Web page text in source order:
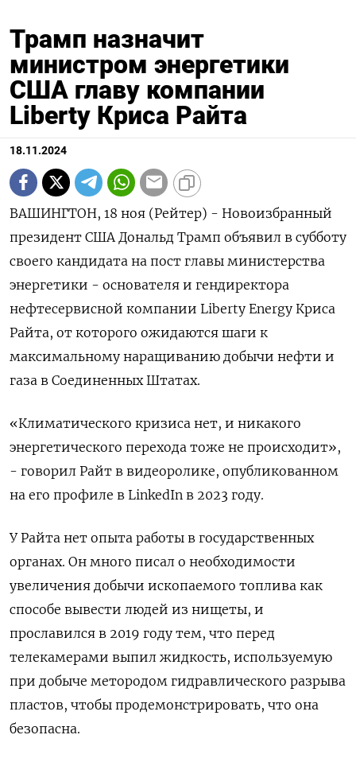
Трамп назначит
министром энергетики
США главу компании
Liberty Криса Райта
18.11.2024
ВАШИНГТОН, 18 ноя (Рейтер) - Новоизбранный
президент США Дональд Трамп объявил в субботу
своего кандидата на пост главы министерства
энергетики - основателя и гендиректора
нефтесервисной компании Liberty Energy Криса
Райта, от которого ожидаются шаги к
максимальному наращиванию добычи нефти и
газа в Соединенных Штатах.
«Климатического кризиса нет, и никакого
энергетического перехода тоже не происходит»,
- говорил Райт в видеоролике, опубликованном
на его профиле в LinkedIn в 2023 году.
У Райта нет опыта работы в государственных
органах. Он много писал о необходимости
увеличения добычи ископаемого топлива как
способе вывести людей из нищеты, и
прославился в 2019 году тем, что перед
телекамерами выпил жидкость, используемую
при добыче метородом гидравлического разрыва
пластов, чтобы продемонстрировать, что она
безопасна.